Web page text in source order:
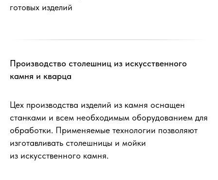
готовых изделий
Производство столешниц из искусственного
камня и кварца
Цех производства изделий из камня оснащен
станками и всем необходимым оборудованием для
обработки. Применяемые технологии позволяют
изготавливать столешницы и мойки
из искусственного камня.